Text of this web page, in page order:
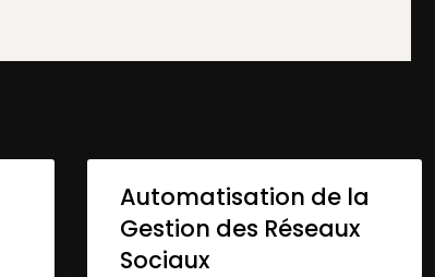
Automatisation de la
Gestion des Réseaux
Sociaux